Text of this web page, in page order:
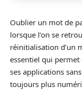
Oublier un mot de
lorsque l’on se
réinitialisation d’un
essentiel qui permet
ses applications
toujours plus